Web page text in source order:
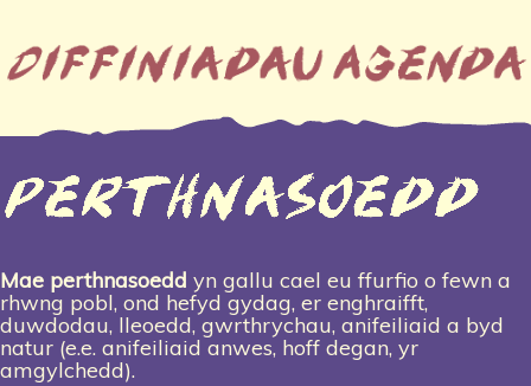
Mae perthnasoedd yn gallu cael eu ffurfio o fewn a
rhwng pobl, ond hefyd gydag, er enghraifft,
duwdodau, lleoedd, gwrthrychau, anifeiliaid a byd
natur (e.e. anifeiliaid anwes, hoff degan, yr
amgylchedd).